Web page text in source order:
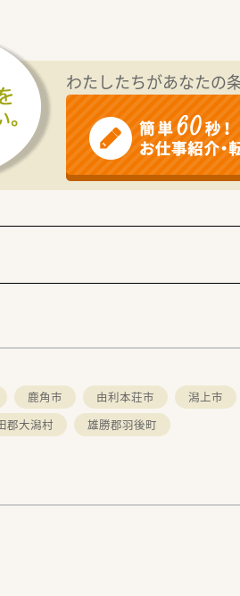
わたしたちがあなたの
鹿角市 由利本荘市 潟上市
郡大潟村 雄勝郡羽後町